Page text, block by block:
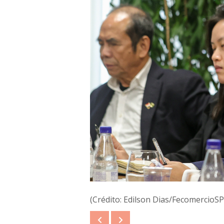
(Crédito: Edilson Dias/